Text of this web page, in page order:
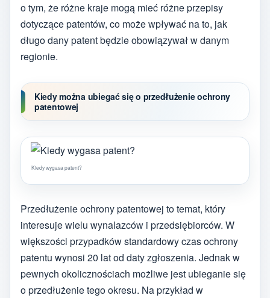
o tym, że różne kraje mogą mieć różne przepisy
dotyczące patentów, co może wpływać na to, jak
długo dany patent będzie obowiązywał w danym
regionie.
Kiedy można ubiegać się o przedłużenie ochrony
patentowej
Kiedy wygasa patent?
Przedłużenie ochrony patentowej to temat, który
interesuje wielu wynalazców i przedsiębiorców. W
większości przypadków standardowy czas ochrony
patentu wynosi 20 lat od daty zgłoszenia. Jednak w
pewnych okolicznościach możliwe jest ubieganie się
o przedłużenie tego okresu. Na przykład w